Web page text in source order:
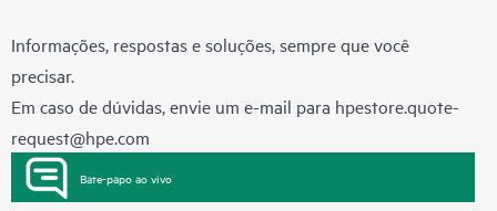
Informações, respostas e soluções, sempre que você
precisar.
Em caso de dúvidas, envie um e-mail para hpestore.quote-
request@hpe.com
Bate-papo ao vivo